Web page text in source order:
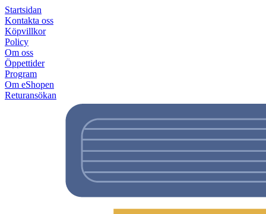
Startsidan
Kontakta oss
Köpvillkor
Policy
Om oss
Öppettider
Program
Om eShopen
Returansökan